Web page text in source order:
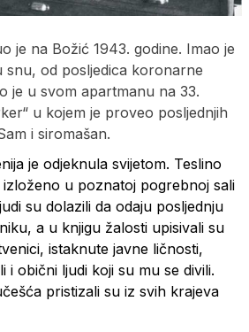
je na Božić 1943. godine. Imao je
snu, od posljedica koronarne
je u svom apartmanu na 33.
u kojem je proveo posljednjih
i siromašan.
je odjeknula svijetom. Teslino
izloženo u poznatoj pogrebnoj sali
su dolazili da odaju posljednju
a u knjigu žalosti upisivali su
istaknute javne ličnosti,
i obični ljudi koji su mu se divili.
pristizali su iz svih krajeva